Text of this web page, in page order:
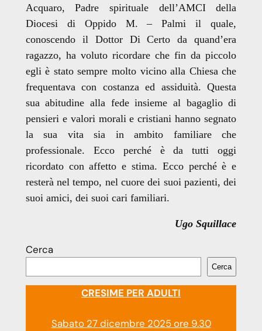
Acquaro, Padre spirituale dell’AMCI della
Diocesi di Oppido M. – Palmi il quale,
conoscendo il Dottor Di Certo da quand’era
ragazzo, ha voluto ricordare che fin da piccolo
egli è stato sempre molto vicino alla Chiesa che
frequentava con costanza ed assiduità. Questa
sua abitudine alla fede insieme al bagaglio di
pensieri e valori morali e cristiani hanno segnato
la sua vita sia in ambito familiare che
professionale. Ecco perché è da tutti oggi
ricordato con affetto e stima. Ecco perché è e
resterà nel tempo, nel cuore dei suoi pazienti, dei
suoi amici, dei suoi cari familiari.
Ugo Squillace
Cerca
Cerca
CRESIME PER ADULTI
Sabato 27 dicembre 2025 ore 9.30